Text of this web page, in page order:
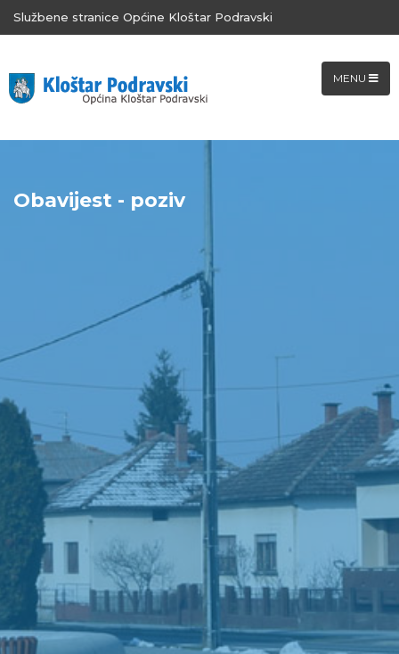
Službene stranice Općine Kloštar Podravski
MENU
Obavijest - poziv